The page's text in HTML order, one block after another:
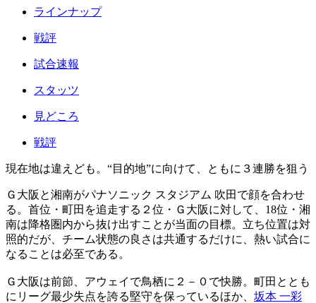
ラインナップ
戦評
試合速報
スタッツ
見どころ
戦評
現在地は違えども。“目的地”に向けて、ともに３連勝を狙う
Ｇ大阪と湘南がパナソニック スタジアム 吹田で顔を合わせ
る。首位・町田を追走する２位・Ｇ大阪に対して、18位・湘
南は降格圏内から抜け出すことが当面の目標。立ち位置は対
照的だが、チーム状態の良さは共通するだけに、熱い試合に
なることは必至である。
Ｇ大阪は前節、アウェイで鳥栖に２－０で快勝。町田ととも
にリーグ最少失点を誇る堅守を保っているほか、 坂本 一彩